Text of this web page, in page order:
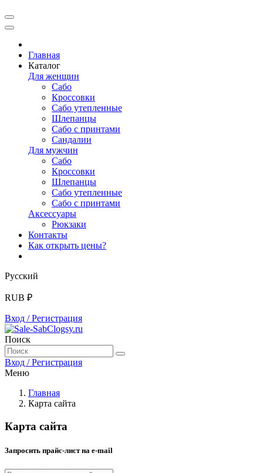
Главная
Каталог
Для женщин
Сабо
Кроссовки
Сабо утепленные
Шлепанцы
Сабо с принтами
Сандалии
Для мужчин
Сабо
Кроссовки
Шлепанцы
Сабо утепленные
Сабо с принтами
Аксессуары
Рюкзаки
Контакты
Как открыть цены?
Русский
RUB ₽
Вход / Регистрация
Поиск
Вход / Регистрация
Меню
Главная
Карта сайта
Карта сайта
Запросить прайс-лист на е-mail